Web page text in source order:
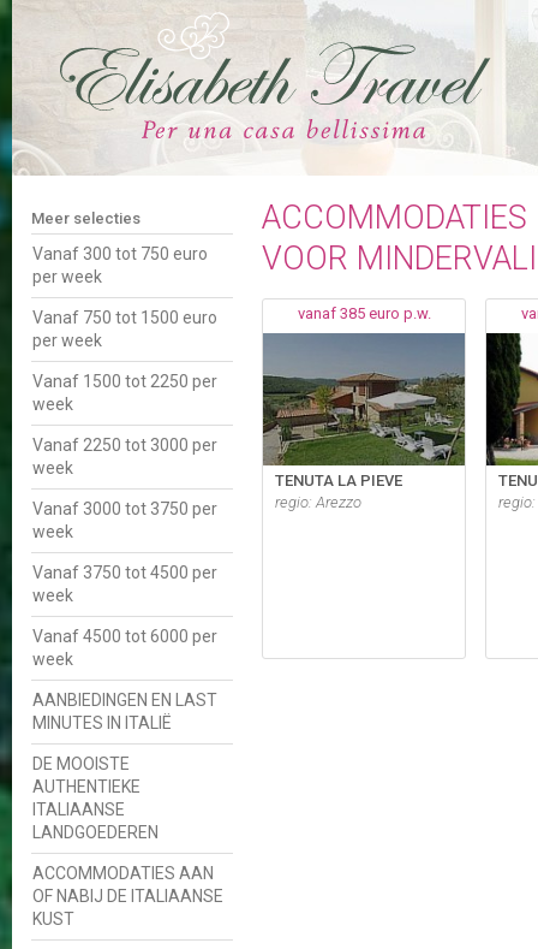
Meer selecties
Vanaf 300 tot 750 euro
per week
Vanaf 750 tot 1500 euro
per week
Vanaf 1500 tot 2250 per
week
Vanaf 2250 tot 3000 per
week
Vanaf 3000 tot 3750 per
week
Vanaf 3750 tot 4500 per
week
Vanaf 4500 tot 6000 per
week
AANBIEDINGEN EN LAST
MINUTES IN ITALIË
DE MOOISTE
AUTHENTIEKE
ITALIAANSE
LANDGOEDEREN
ACCOMMODATIES AAN
OF NABIJ DE ITALIAANSE
KUST
VOOR
vanaf 385 euro p.w.
TENUTA LA PIEVE
regio: Arezzo